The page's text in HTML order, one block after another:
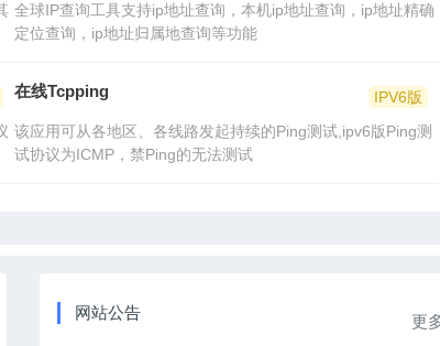
全球IP查询工具支持ip地址查询，本机ip地址查询，ip地址精确
定位查询，ip地址归属地查询等功能
在线Tcpping
IPV6版
该应用可从各地区、各线路发起持续的Ping测试,ipv6版Ping测
试协议为ICMP，禁Ping的无法测试
网站公告 更